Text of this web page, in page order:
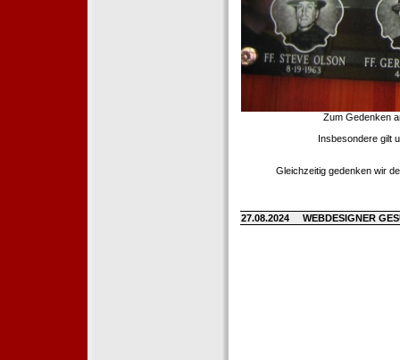
Zum Gedenken
Insbesondere gilt
Gleichzeitig gedenken wir
27.08.2024 WEBDESIGNER